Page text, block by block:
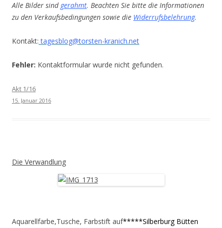
Alle Bilder sind gerahmt. Beachten Sie bitte die Informationen
zu den Verkaufsbedingungen sowie die Widerrufsbelehrung.
Kontakt: tagesblog@torsten-kranich.net
Fehler: Kontaktformular wurde nicht gefunden.
Akt 1/16
15. Januar 2016
Die Verwandlung
Aquarellfarbe,Tusche, Farbstift auf*****Silberburg Bütten